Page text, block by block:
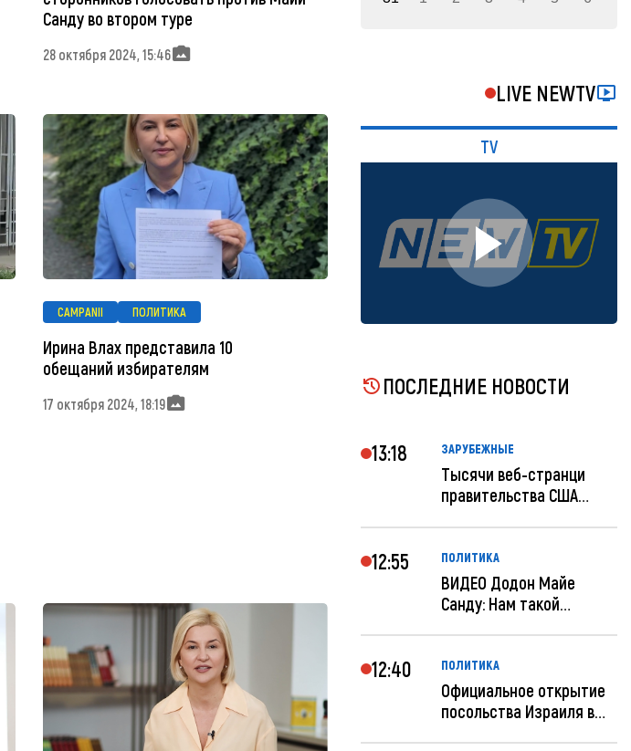
Санду во втором туре
28 октября 2024, 15:46
CAMPANII ПОЛИТИКА
Ирина Влах представила 10
обещаний избирателям
17 октября 2024, 18:19
LIVE NEWTV
TV
ПОСЛЕДНИЕ НОВОСТИ
13:18 ЗАРУБЕЖНЫЕ
Тысячи веб-странци
правительства США
12:55 ПОЛИТИКА
ВИДЕО Додон Майе
Санду: Нам такой
12:40 ПОЛИТИКА
Официальное открытие
посольства Израиля в